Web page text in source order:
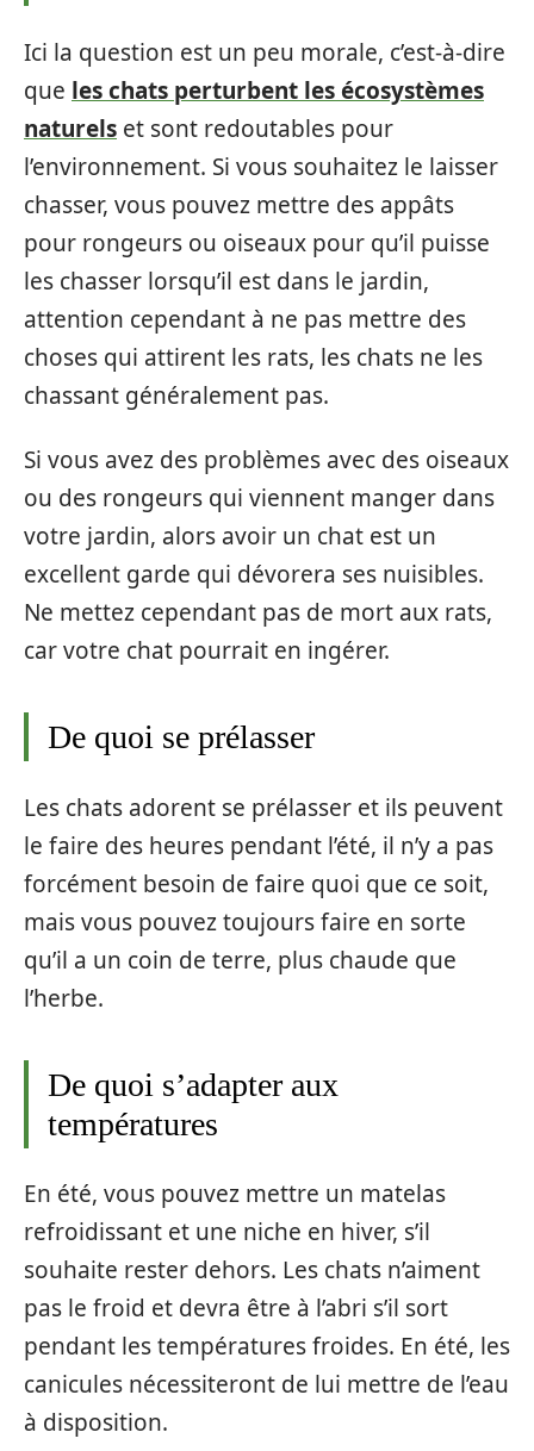
Ici la question est un peu morale, c’est-à-dire
que les chats perturbent les écosystèmes
naturels et sont redoutables pour
l’environnement. Si vous souhaitez le laisser
chasser, vous pouvez mettre des appâts
pour rongeurs ou oiseaux pour qu’il puisse
les chasser lorsqu’il est dans le jardin,
attention cependant à ne pas mettre des
choses qui attirent les rats, les chats ne les
chassant généralement pas.
Si vous avez des problèmes avec des oiseaux
ou des rongeurs qui viennent manger dans
votre jardin, alors avoir un chat est un
excellent garde qui dévorera ses nuisibles.
Ne mettez cependant pas de mort aux rats,
car votre chat pourrait en ingérer.
De quoi se prélasser
Les chats adorent se prélasser et ils peuvent
le faire des heures pendant l’été, il n’y a pas
forcément besoin de faire quoi que ce soit,
mais vous pouvez toujours faire en sorte
qu’il a un coin de terre, plus chaude que
l’herbe.
De quoi s’adapter aux
températures
En été, vous pouvez mettre un matelas
refroidissant et une niche en hiver, s’il
souhaite rester dehors. Les chats n’aiment
pas le froid et devra être à l’abri s’il sort
pendant les températures froides. En été, les
canicules nécessiteront de lui mettre de l’eau
à disposition.